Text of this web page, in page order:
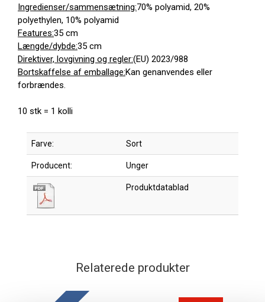
Ingredienser/sammensætning:70% polyamid, 20%
polyethylen, 10% polyamid
Features:35 cm
Længde/dybde:35 cm
Direktiver, lovgivning og regler:(EU) 2023/988
Bortskaffelse af emballage:Kan genanvendes eller
forbrændes.
10 stk = 1 kolli
Farve: Sort
Producent: Unger
Produktdatablad
Relaterede produkter